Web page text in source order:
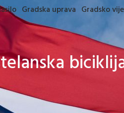
Gradska uprava Gradsko